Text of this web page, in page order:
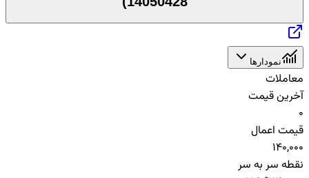
نمودارها
معاملات
آخرین قیمت
0
قیمت اعمال
140,000
نقطه سر به سر